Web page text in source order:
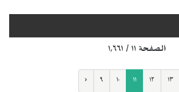
الصفحة ١١ / ١٬٦٦١
‹ ٩ ١٠ ١١ ١٢ ١٣